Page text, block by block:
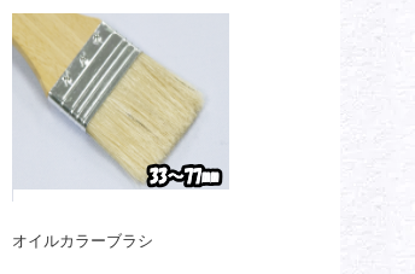
オイルカラーブラシ